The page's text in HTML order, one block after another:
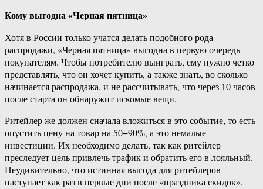
Кому выгодна «Черная пятница»
Хотя в России только учатся делать подобного рода
распродажи, «Черная пятница» выгодна в первую очередь
покупателям. Чтобы потребителю выиграть, ему нужно четко
представлять, что он хочет купить, а также знать, во сколько
начинается распродажа, и не рассчитывать, что через 10 часов
после старта он обнаружит искомые вещи.
Ритейлер же должен сначала вложиться в это событие, то есть
опустить цену на товар на 50−90%, а это немалые
инвестиции. Их необходимо делать, так как ритейлер
преследует цель привлечь трафик и обратить его в лояльный.
Неудивительно, что истинная выгода для ритейлеров
наступает как раз в первые дни после «праздника скидок».